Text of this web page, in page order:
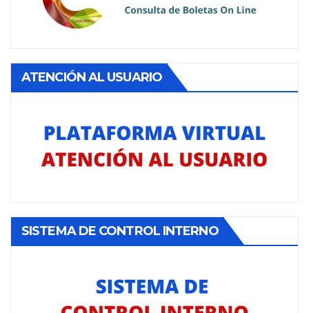
ATENCIÓN AL USUARIO
SISTEMA DE CONTROL INTERNO